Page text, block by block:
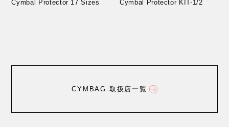
Cymbal Protector 17 Sizes Cymbal Protector KIT-1/2
CYMBAG 取扱店一覧